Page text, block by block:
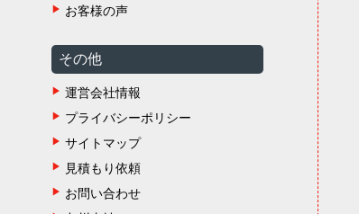
お客様の声
その他
運営会社情報
プライバシーポリシー
サイトマップ
見積もり依頼
お問い合わせ